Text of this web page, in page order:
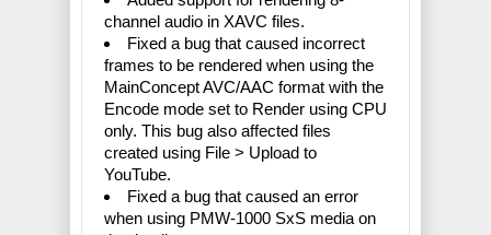
channel audio in XAVC files.
Fixed a bug that caused incorrect
frames to be rendered when using the
MainConcept AVC/AAC format with the
Encode mode set to Render using CPU
only. This bug also affected files
created using File > Upload to
YouTube.
Fixed a bug that caused an error
when using PMW-1000 SxS media on